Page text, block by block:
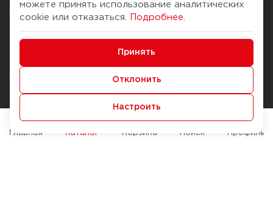
О компании
История Компании
Журнал
Наши марки
Брендирование
Помощь
Доставка и оплата
Способы оплаты
Служба контроля качества
можете принять использование аналитических
cookie или отказаться.
Подробнее
Принять
Отклонить
Настроить
Главная Каталог Корзина Поиск Профиль